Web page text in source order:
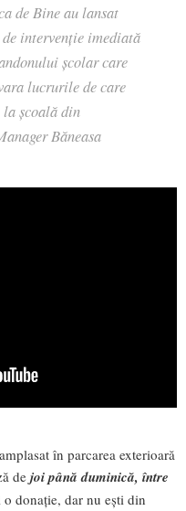
de Bine au lansat
intervenție imediată
școlar care
lucrurile de care
școală din
Băneasa
în parcarea exterioară
dejoi până duminică, între
donație, dar nu ești din